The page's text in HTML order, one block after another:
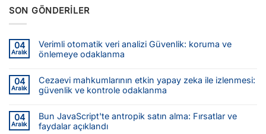
SON GÖNDERILER
04
Aralık
Verimli otomatik veri analizi Güvenlik: koruma ve
önlemeye odaklanma
04
Aralık
Cezaevi mahkumlarının etkin yapay zeka ile izlenmesi:
güvenlik ve kontrole odaklanma
04
Aralık
Bun JavaScript'te antropik satın alma: Fırsatlar ve
faydalar açıklandı